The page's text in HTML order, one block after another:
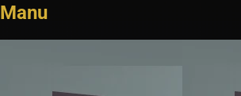
Manu